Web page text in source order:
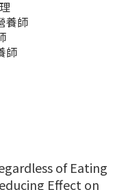
養師
師
of Eating
Effect on